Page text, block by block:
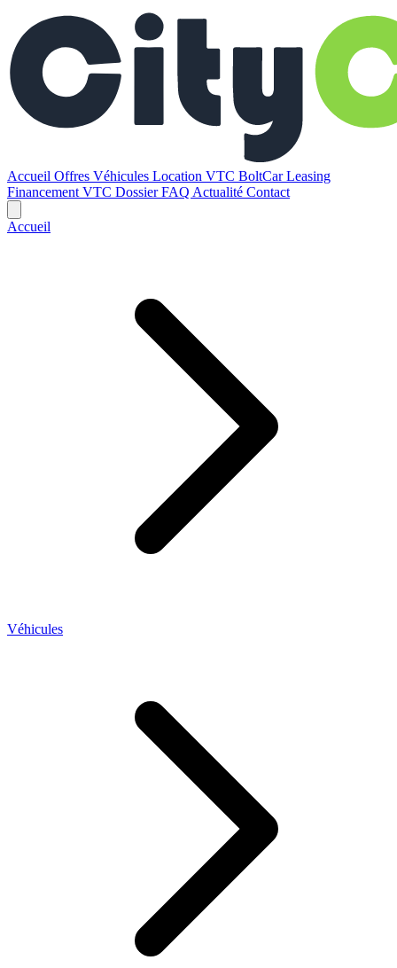
Accueil Offres Véhicules Location VTC BoltCarLeasing
Financement VTC DossierFAQ Actualité Contact
Accueil
Véhicules